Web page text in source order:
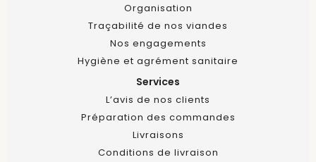
Organisation
Traçabilité de nos viandes
Nos engagements
Hygiène et agrément sanitaire
Services
L’avis de nos clients
Préparation des commandes
Livraisons
Conditions de livraison